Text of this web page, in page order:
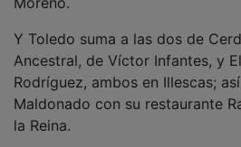
Ancestral, de Víctor Infantes, y
Rodríguez, ambos en Illescas;
Maldonado con su restaurante
la Reina.